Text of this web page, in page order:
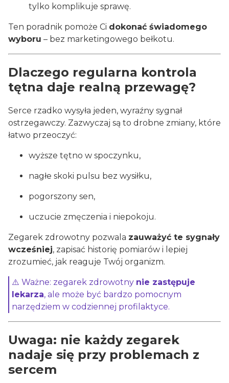
tylko komplikuje sprawę.
Ten poradnik pomoże Ci dokonać świadomego
wyboru – bez marketingowego bełkotu.
Dlaczego regularna kontrola
tętna daje realną przewagę?
Serce rzadko wysyła jeden, wyraźny sygnał
ostrzegawczy. Zazwyczaj są to drobne zmiany, które
łatwo przeoczyć:
wyższe tętno w spoczynku,
nagłe skoki pulsu bez wysiłku,
pogorszony sen,
uczucie zmęczenia i niepokoju.
Zegarek zdrowotny pozwala zauważyć te sygnały
wcześniej, zapisać historię pomiarów i lepiej
zrozumieć, jak reaguje Twój organizm.
⚠️ Ważne: zegarek zdrowotny nie zastępuje
lekarza, ale może być bardzo pomocnym
narzędziem w codziennej profilaktyce.
Uwaga: nie każdy zegarek
nadaje się przy problemach z
sercem